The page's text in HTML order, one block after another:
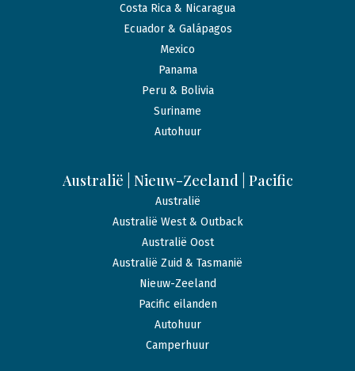
Costa Rica & Nicaragua
Ecuador & Galápagos
Mexico
Panama
Peru & Bolivia
Suriname
Autohuur
Australië | Nieuw-Zeeland | Pacific
Australië
Australië West & Outback
Australië Oost
Australië Zuid & Tasmanië
Nieuw-Zeeland
Pacific eilanden
Autohuur
Camperhuur